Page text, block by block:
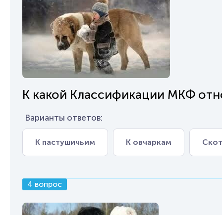
К какой Классификации МКФ
Варианты ответов:
К пастушичьим К овчаркам
4 вопрос